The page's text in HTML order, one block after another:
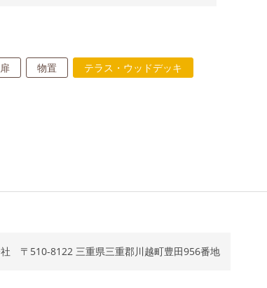
物置
テラス・ウッドデッキ
社 〒510-8122 三重県三重郡川越町豊田956番地